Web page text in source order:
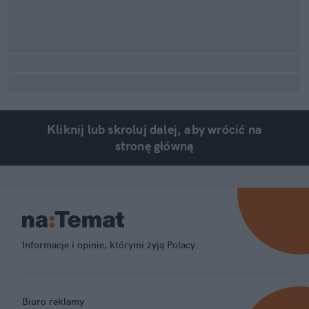
Kliknij lub skroluj dalej, aby wrócić na
stronę główną
Informacje i opinie, którymi żyją Polacy.
Biuro reklamy